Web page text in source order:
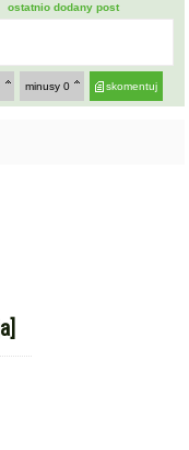
ostatnio dodany post
skomentuj
minusy 0